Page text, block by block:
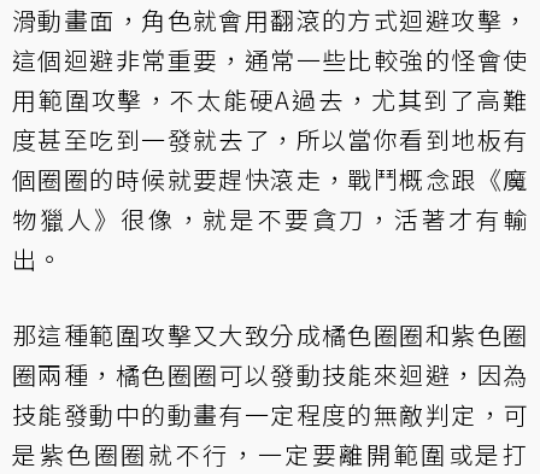
滑動畫面，角色就會用翻滾的方式迴避攻擊，
這個迴避非常重要，通常一些比較強的怪會使
用範圍攻擊，不太能硬A過去，尤其到了高難
度甚至吃到一發就去了，所以當你看到地板有
個圈圈的時候就要趕快滾走，戰鬥概念跟《魔
物獵人》很像，就是不要貪刀，活著才有輸
出。
那這種範圍攻擊又大致分成橘色圈圈和紫色圈
圈兩種，橘色圈圈可以發動技能來迴避，因為
技能發動中的動畫有一定程度的無敵判定，可
是紫色圈圈就不行，一定要離開範圍或是打